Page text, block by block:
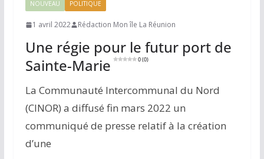
NOUVEAU POLITIQUE
1 avril 2022 Rédaction Mon île La Réunion
Une régie pour le futur port de
Sainte-Marie
0 (0)
La Communauté Intercommunal du Nord
(CINOR) a diffusé fin mars 2022 un
communiqué de presse relatif à la création
d’une